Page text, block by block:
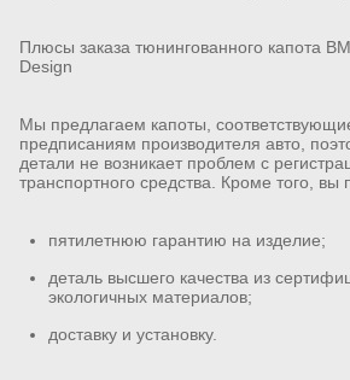
Плюсы заказа тюнингованного капота
Design
Мы предлагаем капоты,
предписаниям производителя авто,
детали не возникает проблем с
транспортного средства. Кроме того, вы
пятилетнюю гарантию на изделие;
деталь высшего качества из
экологичных материалов;
доставку и установку.